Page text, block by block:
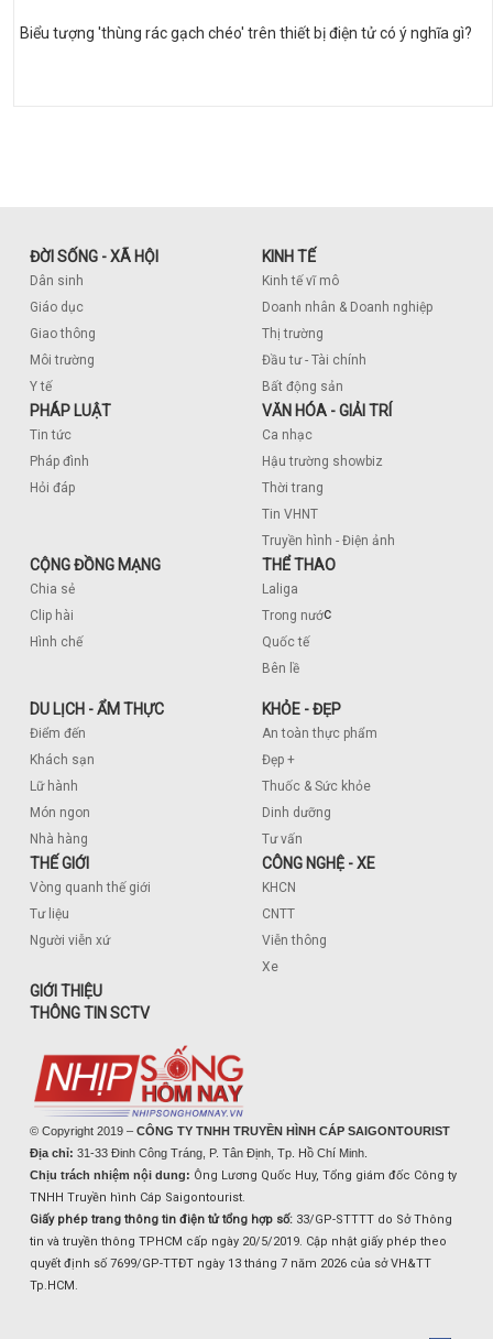
Biểu tượng 'thùng rác gạch chéo' trên thiết bị điện tử có ý nghĩa gì?
ĐỜI SỐNG - XÃ HỘI
Dân sinh
Giáo dục
Giao thông
Môi trường
Y tế
KINH TẾ
Kinh tế vĩ mô
Doanh nhân & Doanh nghiệp
Thị trường
Đầu tư - Tài chính
Bất động sản
PHÁP LUẬT
Tin tức
Pháp đình
Hỏi đáp
VĂN HÓA - GIẢI TRÍ
Ca nhạc
Hậu trường showbiz
Thời trang
Tin VHNT
Truyền hình - Điện ảnh
CỘNG ĐỒNG MẠNG
Chia sẻ
Clip hài
Hình chế
THỂ THAO
Laliga
Trong nước
Quốc tế
Bên lề
DU LỊCH - ẨM THỰC
Điểm đến
Khách sạn
Lữ hành
Món ngon
Nhà hàng
KHỎE - ĐẸP
An toàn thực phẩm
Đẹp +
Thuốc & Sức khỏe
Dinh dưỡng
Tư vấn
THẾ GIỚI
Vòng quanh thế giới
Tư liệu
Người viễn xứ
CÔNG NGHỆ - XE
KHCN
CNTT
Viễn thông
Xe
GIỚI THIỆU
THÔNG TIN SCTV
© Copyright 2019 – CÔNG TY TNHH TRUYỀN HÌNH CÁP SAIGONTOURIST
Địa chỉ: 31-33 Đinh Công Tráng, P. Tân Định, Tp. Hồ Chí Minh.
Chịu trách nhiệm nội dung: Ông Lương Quốc Huy, Tổng giám đốc Công ty
TNHH Truyền hình Cáp Saigontourist.
Giấy phép trang thông tin điện tử tổng hợp số: 33/GP-STTTT do Sở Thông
tin và truyền thông TPHCM cấp ngày 20/5/2019. Cập nhật giấy phép theo
quyết định số 7699/GP-TTĐT ngày 13 tháng 7 năm 2026 của sở VH&TT
Tp.HCM.